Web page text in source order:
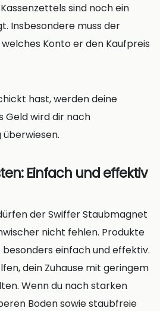
sind noch ein
Insbesondere muss der
Konto er den Kaufpreis
hast, werden deine
Geld wird dir nach
Einfach und effektiv
der Swiffer Staubmagnet
nicht fehlen. Produkte
einfach und effektiv.
dein Zuhause mit geringem
Wenn du nach starken
Boden sowie staubfreie